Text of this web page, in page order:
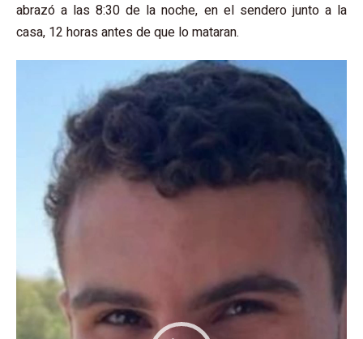
abrazó a las 8:30 de la noche, en el sendero junto a la
casa, 12 horas antes de que lo mataran.